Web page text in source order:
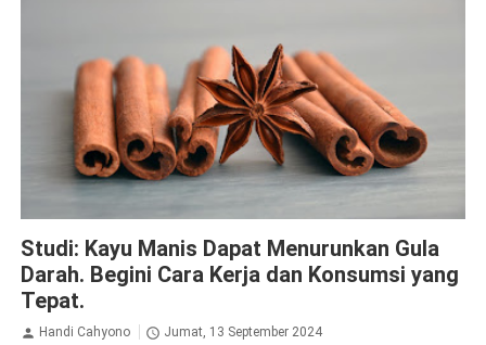
Studi: Kayu Manis Dapat Menurunkan Gula
Darah. Begini Cara Kerja dan Konsumsi yang
Tepat.
Handi Cahyono Jumat, 13 September 2024